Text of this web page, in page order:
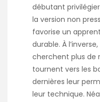
débutant
la version non
favorise un
durable. À
cherchent plus de
tournent vers les
dernières leur
leur technique.